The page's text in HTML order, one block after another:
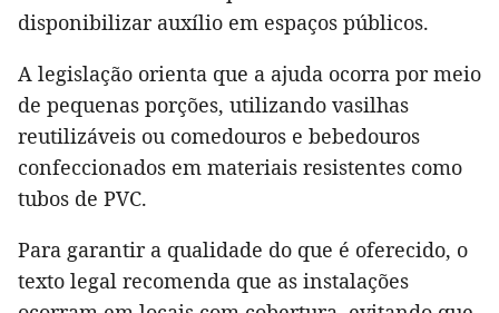
disponibilizar auxílio em espaços públicos.
A legislação orienta que a ajuda ocorra por meio
de pequenas porções, utilizando vasilhas
reutilizáveis ou comedouros e bebedouros
confeccionados em materiais resistentes como
tubos de PVC.
Para garantir a qualidade do que é oferecido, o
texto legal recomenda que as instalações